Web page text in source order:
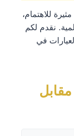
للاهتمام،
نقدم لكم
في